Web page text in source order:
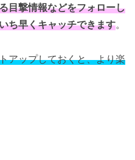
目撃情報などをフォローし
ち早くキャッチできます。
アップしておくと、より楽